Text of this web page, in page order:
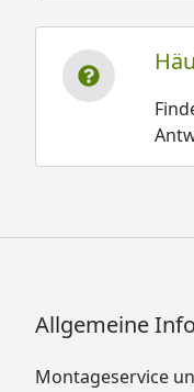
Allgemeine
Montageservice